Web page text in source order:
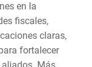
en la
fiscales,
claras,
fortalecer